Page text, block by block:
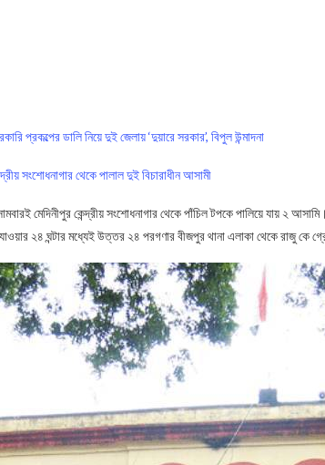
প্রকল্পের ডালি নিয়ে দুই জেলায় ‘দুয়ারে সরকার’, বিপুল উন্মাদনা
সংশোধনাগার থেকে পালাল দুই বিচারাধীন আসামী
মেদিনীপুর কেন্দ্রীয় সংশোধনাগার থেকে পাঁচিল টপকে পালিয়ে যায় ২
যাওয়ার ২৪ ঘন্টার মধ্যেই উত্তর ২৪ পরগণার বীজপুর থানা এলাকা থেকে রাজু